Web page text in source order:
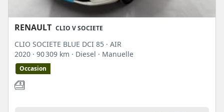
RENAULT CLIO V SOCIETE
CLIO SOCIETE BLUE DCI 85 · AIR
2020 · 90 309 km · Diesel · Manuelle
Occasion